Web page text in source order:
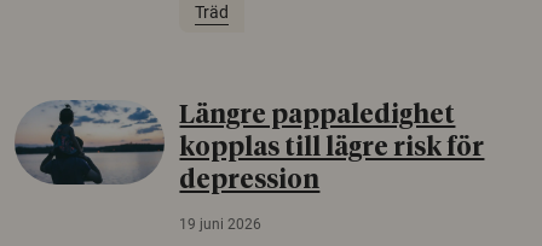
Träd
Längre pappaledighet
kopplas till lägre risk för
depression
19 juni 2026